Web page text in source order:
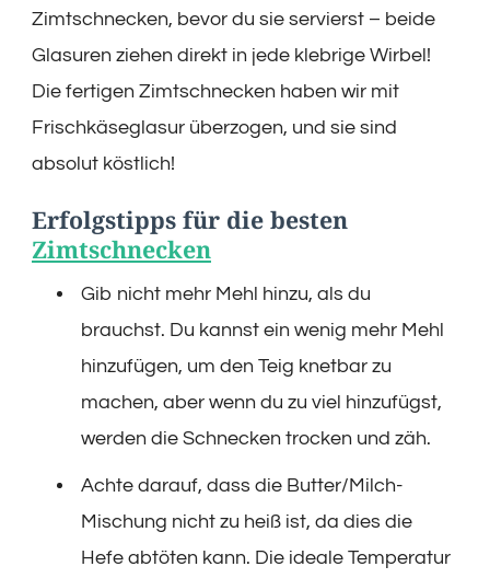
Zimtschnecken, bevor du sie servierst – beide
Glasuren ziehen direkt in jede klebrige Wirbel!
Die fertigen Zimtschnecken haben wir mit
Frischkäseglasur überzogen, und sie sind
absolut köstlich!
Erfolgstipps für die besten
Zimtschnecken
Gib nicht mehr Mehl hinzu, als du
brauchst. Du kannst ein wenig mehr Mehl
hinzufügen, um den Teig knetbar zu
machen, aber wenn du zu viel hinzufügst,
werden die Schnecken trocken und zäh.
Achte darauf, dass die Butter/Milch-
Mischung nicht zu heiß ist, da dies die
Hefe abtöten kann. Die ideale Temperatur